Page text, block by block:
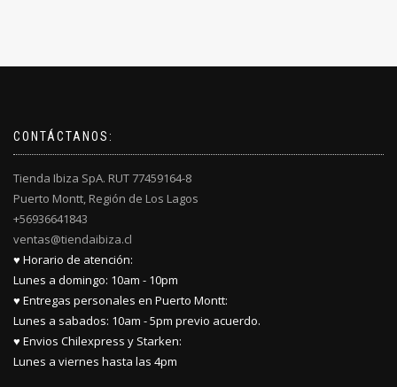
CONTÁCTANOS:
Tienda Ibiza SpA. RUT 77459164-8
Puerto Montt, Región de Los Lagos
+56936641843
ventas@tiendaibiza.cl
♥ Horario de atención:
Lunes a domingo: 10am - 10pm
♥ Entregas personales en Puerto Montt:
Lunes a sabados: 10am - 5pm previo acuerdo.
♥ Envios Chilexpress y Starken:
Lunes a viernes hasta las 4pm